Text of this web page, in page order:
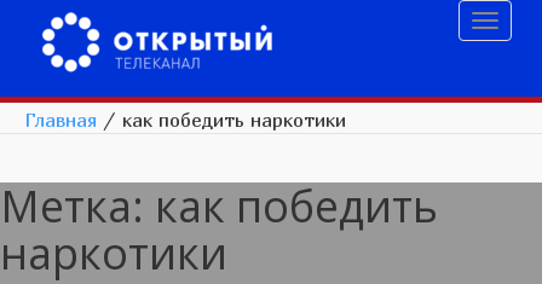
Главная / как победить наркотики
Метка: как победить
наркотики